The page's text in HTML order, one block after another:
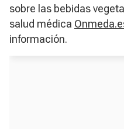
sobre las bebidas
salud médica
información.